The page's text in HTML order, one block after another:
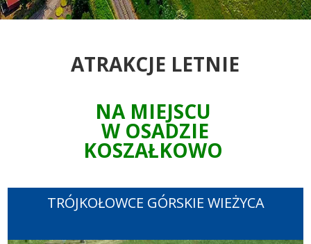
ATRAKCJE LETNIE
NA MIEJSCU
W OSADZIE
KOSZAŁKOWO
TRÓJKOŁOWCE GÓRSKIE WIEŻYCA